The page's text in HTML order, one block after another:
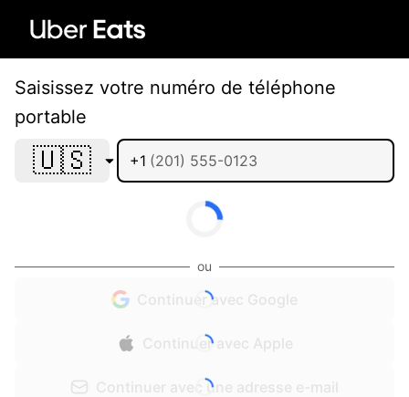
Saisissez votre numéro de téléphone
portable
🇺🇸 +1
ou
Continuer avec Google
Continuer avec Apple
Continuer avec une adresse e-mail